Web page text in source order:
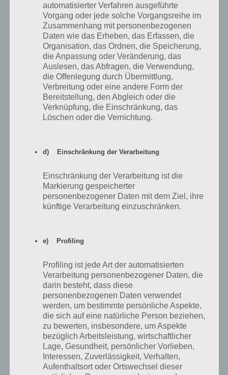
Auf WhatsApp teilen Teilen auf Facebook
Tweet auf Twitter
Nächster Artikel in dieser Serie
Mehr Artikel hier auf Touchportal
KOMMENTARE
neuste
Katja Wohrmann 22.07.2014 16:09
Zu den Navi-App etwas wichtiges: Habe die TomTom-App für
Android gekauft und kann nur jedem Empfehlen sich von TomTom
vor dem Kauf bestätigen zu lassen, dass der Text in den
automatisierter Verfahren ausgeführte
Vorgang oder jede solche Vorgangsreihe im
Zusammenhang mit personenbezogenen
Daten wie das Erheben, das Erfassen, die
Organisation, das Ordnen, die Speicherung,
die Anpassung oder Veränderung, das
Auslesen, das Abfragen, die Verwendung,
die Offenlegung durch Übermittlung,
Verbreitung oder eine andere Form der
Bereitstellung, den Abgleich oder die
Verknüpfung, die Einschränkung, das
Löschen oder die Vernichtung.
d) Einschränkung der Verarbeitung
Einschränkung der Verarbeitung ist die
Markierung gespeicherter
personenbezogener Daten mit dem Ziel, ihre
künftige Verarbeitung einzuschränken.
e) Profiling
Profiling ist jede Art der automatisierten
Verarbeitung personenbezogener Daten, die
darin besteht, dass diese
personenbezogenen Daten verwendet
werden, um bestimmte persönliche Aspekte,
die sich auf eine natürliche Person beziehen,
zu bewerten, insbesondere, um Aspekte
bezüglich Arbeitsleistung, wirtschaftlicher
Lage, Gesundheit, persönlicher Vorlieben,
Interessen, Zuverlässigkeit, Verhalten,
Aufenthaltsort oder Ortswechsel dieser